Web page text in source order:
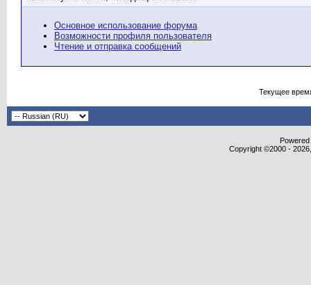
Основное использование форума
Возможности профиля пользователя
Чтение и отправка сообщений
Текущее
Copyright ©2000 -